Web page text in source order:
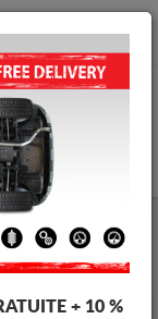
+ 10 %